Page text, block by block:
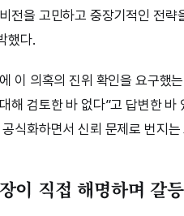
전을 고민하고 중장기적인 전
했다.
이 의혹의 진위 확인을 요구했
해 검토한 바 없다”고 답변한 바
식화하면서 신뢰 문제로 번지는
이 직접 해명하며 갈